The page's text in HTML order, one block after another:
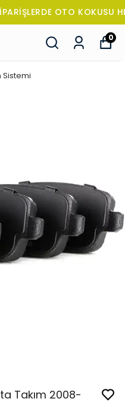
KOKUSU HEDİYE!
0
Sistemi
Takım 2008-